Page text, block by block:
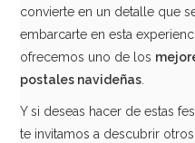
convierte en un detalle que
embarcarte en esta
ofrecemos uno de los
postales navideñas.
Y si deseas hacer de estas
te invitamos a descubrir